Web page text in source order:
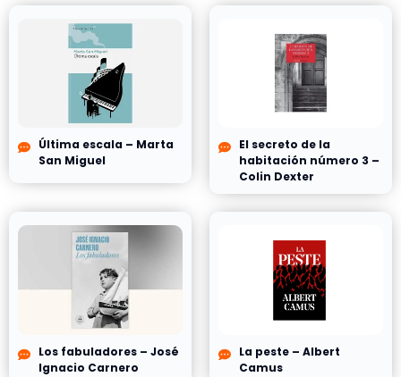
Última escala – Marta
San Miguel
El secreto de la
habitación número 3 –
Colin Dexter
Los fabuladores – José
Ignacio Carnero
La peste – Albert
Camus